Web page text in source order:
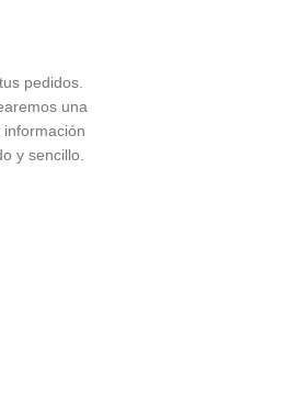
pedidos.
una
y sencillo.